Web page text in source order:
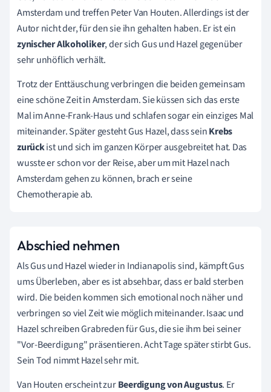
Amsterdam und treffen Peter Van Houten. Allerdings ist der
Autor nicht der, für den sie ihn gehalten haben. Er ist ein
zynischer Alkoholiker, der sich Gus und Hazel gegenüber
sehr unhöflich verhält.
Trotz der Enttäuschung verbringen die beiden gemeinsam
eine schöne Zeit in Amsterdam. Sie küssen sich das erste
Mal im Anne-Frank-Haus und schlafen sogar ein einziges Mal
miteinander. Später gesteht Gus Hazel, dass seinKrebs
zurückist und sich im ganzen Körper ausgebreitet hat. Das
wusste er schon vor der Reise, aber um mit Hazel nach
Amsterdam gehen zu können, brach er seine
Chemotherapie ab.
Abschied nehmen
Als Gus und Hazel wieder in Indianapolis sind, kämpft Gus
ums Überleben, aber es ist absehbar, dass er bald sterben
wird. Die beiden kommen sich emotional noch näher und
verbringen so viel Zeit wie möglich miteinander. Isaac und
Hazel schreiben Grabreden für Gus, die sie ihm bei seiner
"Vor-Beerdigung" präsentieren. Acht Tage später stirbt Gus.
Sein Tod nimmt Hazel sehr mit.
Van Houten erscheint zurBeerdigung von Augustus. Er